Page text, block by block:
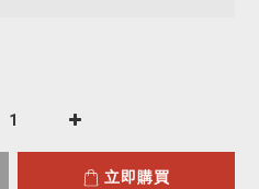
立即購買